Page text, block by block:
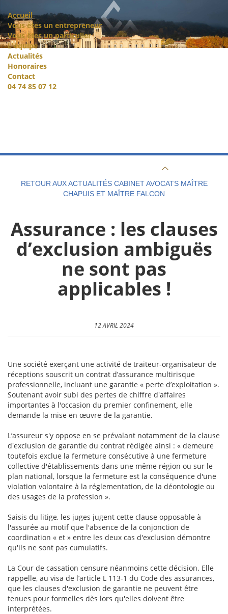
Accueil
Vous êtes un entrepreneur
Vous êtes un particulier
L'équipe
Actualités
Honoraires
Contact
04 74 85 07 12
RETOUR AUX ACTUALITÉS CABINET AVOCATS MAÎTRE
CHAPUIS ET MAÎTRE FALCON
Assurance : les clauses
d’exclusion ambiguës
ne sont pas
applicables !
12 AVRIL 2024
Une société exerçant une activité de traiteur-organisateur de
réceptions souscrit un contrat d’assurance multirisque
professionnelle, incluant une garantie « perte d’exploitation ».
Soutenant avoir subi des pertes de chiffre d'affaires
importantes à l'occasion du premier confinement, elle
demande la mise en œuvre de la garantie.
L’assureur s'y oppose en se prévalant notamment de la clause
d'exclusion de garantie du contrat rédigée ainsi : « demeure
toutefois exclue la fermeture consécutive à une fermeture
collective d'établissements dans une même région ou sur le
plan national, lorsque la fermeture est la conséquence d'une
violation volontaire à la réglementation, de la déontologie ou
des usages de la profession ».
Saisis du litige, les juges jugent cette clause opposable à
l'assurée au motif que l'absence de la conjonction de
coordination « et » entre les deux cas d'exclusion démontre
qu'ils ne sont pas cumulatifs.
La Cour de cassation censure néanmoins cette décision. Elle
rappelle, au visa de l’article L 113-1 du Code des assurances,
que les clauses d'exclusion de garantie ne peuvent être
tenues pour formelles dès lors qu'elles doivent être
interprétées.